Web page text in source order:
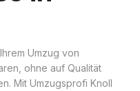
Umzug von
ohne auf Qualität
Mit Umzugsprofi Knoll